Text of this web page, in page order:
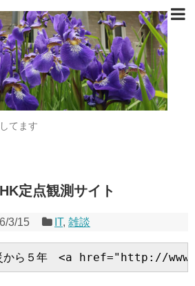
てます
定点観測サイト
3/15 IT,雑談